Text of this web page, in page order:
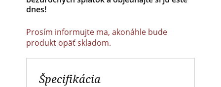
dnes!
Prosím informujte ma, akonáhle bude
produkt opäť skladom.
Špecifikácia